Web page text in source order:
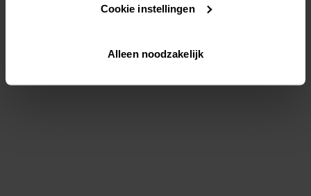
Lees hier meer over in onsprivacybeleid
Via "Cookie instellingen" kun je ook zelf instellen welke
Cookie instellingen
Alleen noodzakelijk